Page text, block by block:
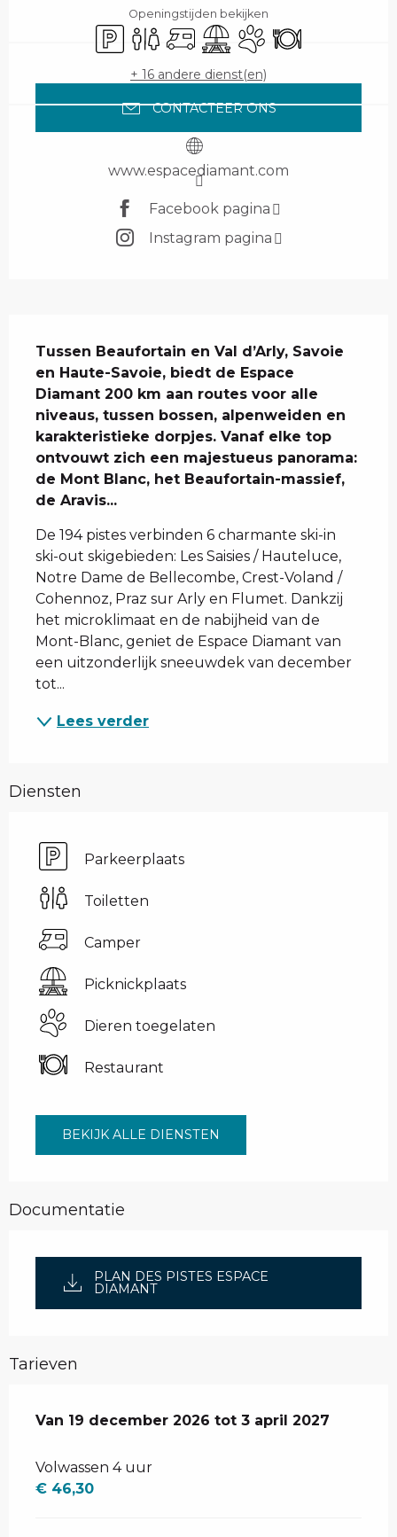
Openingstijden bekijken
Parkeerplaats
ToilettenCamperPicknickplaats
Dieren toegelaten
Restaurant
+ 16 andere dienst(en)
CONTACTEER ONS
www.espacediamant.com
Facebook pagina
Instagram pagina
Tussen Beaufortain en Val d’Arly, Savoie
en Haute-Savoie, biedt de Espace
Diamant 200 km aan routes voor alle
niveaus, tussen bossen, alpenweiden en
karakteristieke dorpjes. Vanaf elke top
ontvouwt zich een majestueus panorama:
de Mont Blanc, het Beaufortain-massief,
de Aravis...
De 194 pistes verbinden 6 charmante ski-in
ski-out skigebieden: Les Saisies / Hauteluce,
Notre Dame de Bellecombe, Crest-Voland /
Cohennoz, Praz sur Arly en Flumet. Dankzij
het microklimaat en de nabijheid van de
Mont-Blanc, geniet de Espace Diamant van
een uitzonderlijk sneeuwdek van december
tot...
Lees verder
Diensten
Parkeerplaats
Toiletten
Camper
Picknickplaats
Dieren toegelaten
Restaurant
BEKIJK ALLE DIENSTEN
Documentatie
PLAN DES PISTES ESPACE
DIAMANT
Tarieven
Van 19 december 2026 tot 3 april 2027
Van 19 december 2026 tot 3 april 2027
Volwassen 4 uur
€ 46,30